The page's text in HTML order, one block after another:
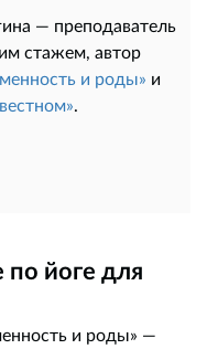
— преподаватель
стажем, автор
и роды» и
.
йоге для
и роды» —